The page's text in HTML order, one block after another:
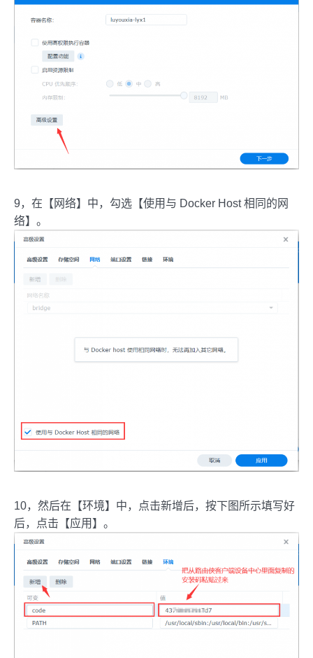
9，在【网络】中，勾选【使用与 Docker Host 相同的网
络】。
10，然后在【环境】中，点击新增后，按下图所示填写好
后，点击【应用】。